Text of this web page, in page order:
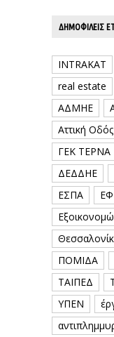
ΔΗΜΟΦΙΛΕΊΣ
INTRAKAT
real estate
ΑΔΜΗΕ
Αττική Οδός
ΓΕΚ ΤΕΡΝΑ
ΔΕΔΔΗΕ
ΕΣΠΑ
Εξοικονομώ
ΠΟΜΙΔΑ
ΤΑΙΠΕΔ
ΥΠΕΝ